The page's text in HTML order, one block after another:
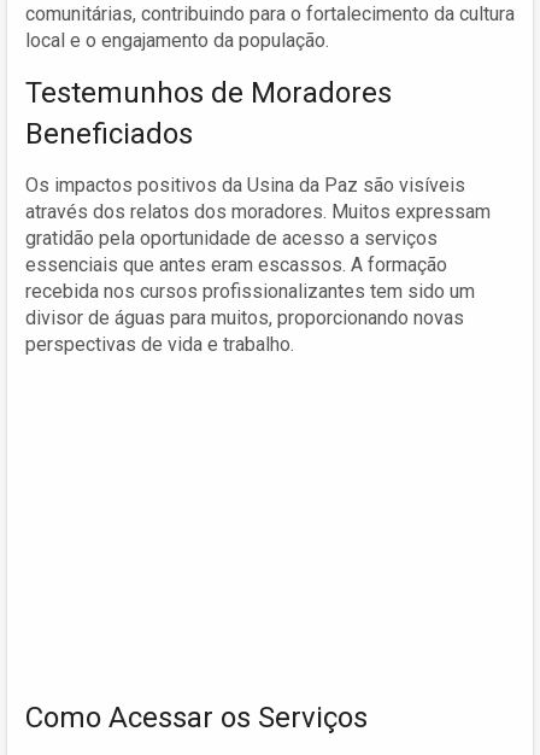
comunitárias, contribuindo para o fortalecimento da cultura
local e o engajamento da população.
Testemunhos de Moradores
Beneficiados
Os impactos positivos da Usina da Paz são visíveis
através dos relatos dos moradores. Muitos expressam
gratidão pela oportunidade de acesso a serviços
essenciais que antes eram escassos. A formação
recebida nos cursos profissionalizantes tem sido um
divisor de águas para muitos, proporcionando novas
perspectivas de vida e trabalho.
Como Acessar os Serviços